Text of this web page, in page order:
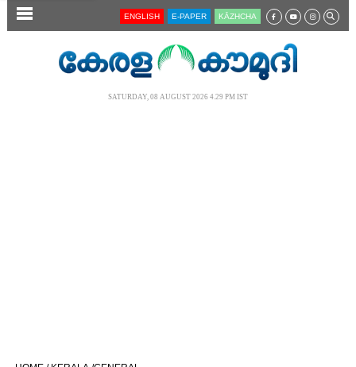
SECTIONS ENGLISH E-PAPER KĀZHCHA
SATURDAY, 08 AUGUST 2026 4.29 PM IST